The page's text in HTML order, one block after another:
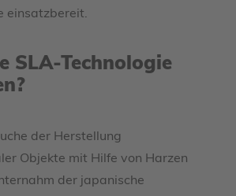
einsatzbereit.
SLA-Technologie
der Herstellung
Objekte mit Hilfe von Harzen
der japanische